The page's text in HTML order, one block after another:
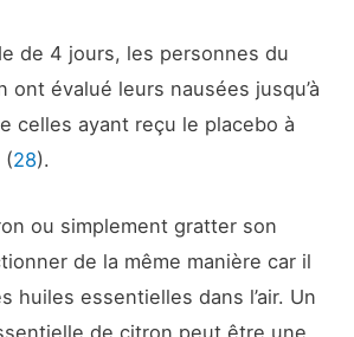
de 4 jours, les personnes du
ont évalué leurs nausées jusqu’à
celles ayant reçu le placebo à
(28).
ou simplement gratter son
de la même manière car il
huiles essentielles dans l’air. Un